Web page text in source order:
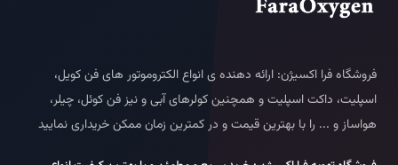
فروشگاه فرا اکسیژن: ارائه دهنده ی انواع الکتروموتور های فن کویل،
اسپلیت، داکت اسپلیت و همچنین کولرهای آبی و نیز فن کوئل، چیلر،
هواساز و ... را با بهترین قیمت و در کمترین زمان ممکن خریداری نمایید